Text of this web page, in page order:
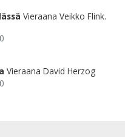
Vieraana Veikko Flink.
Vieraana David Herzog